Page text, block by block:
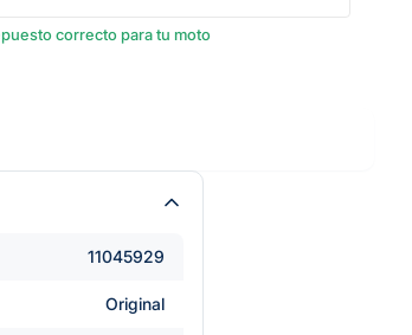
correcto para tu moto
11045929
Original